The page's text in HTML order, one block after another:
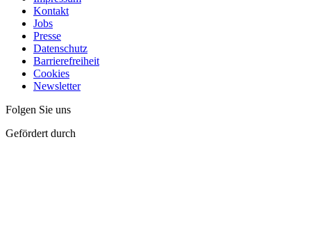
Kontakt
Jobs
Presse
Datenschutz
Barrierefreiheit
Cookies
Newsletter
Folgen Sie uns
Gefördert durch